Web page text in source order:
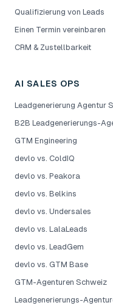
Qualifizierung von Leads
Einen Termin vereinbaren
CRM & Zustellbarkeit
AI SALES OPS
Leadgenerierung Agentur
B2B Leadgenerierungs-
GTM Engineering
devlo vs. ColdIQ
devlo vs. Peakora
devlo vs. Belkins
devlo vs. Undersales
devlo vs. LalaLeads
devlo vs. LeadGem
devlo vs. GTM Base
GTM-Agenturen Schweiz
Leadgenerierungs-